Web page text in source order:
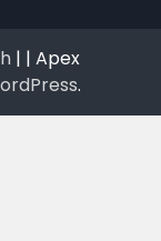
| | Apex
.